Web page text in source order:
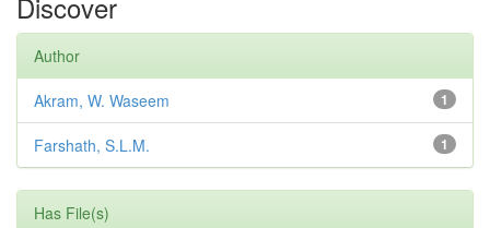
Author
1
Akram, W. Waseem
1
Farshath, S.L.M.
Has File(s)